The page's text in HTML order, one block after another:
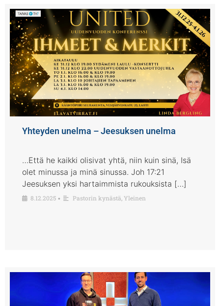
Yhteyden unelma – Jeesuksen unelma
…Että he kaikki olisivat yhtä, niin kuin sinä, Isä
olet minussa ja minä sinussa. Joh 17:21
Jeesuksen yksi hartaimmista rukouksista […]
8.12.2025 • Pastorin kynästä, Yleinen